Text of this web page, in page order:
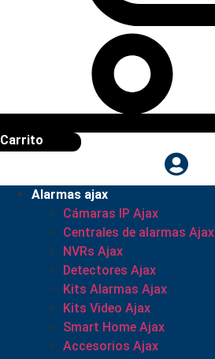
Carrito
Alarmas ajax
Cámaras IP Ajax
Centrales de alarmas Ajax
NVRs Ajax
Detectores Ajax
Kits Alarmas Ajax
Kits Video Ajax
Smart Home Ajax
Accesorios Ajax